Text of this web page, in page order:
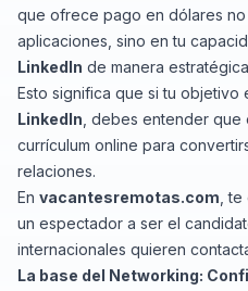
que ofrece pago en dólares
aplicaciones, sino en tu
LinkedIn de manera
Esto significa que si tu objetivo
LinkedIn , debes entender
currículum online para
relaciones.
En vacantesremotas.com ,
un espectador a ser el
internacionales quieren
La base del Networking: